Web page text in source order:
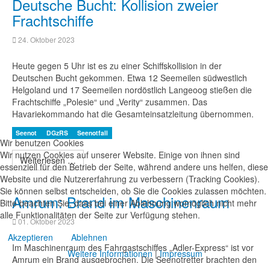
Deutsche Bucht: Kollision zweier
Frachtschiffe
24. Oktober 2023
Heute gegen 5 Uhr ist es zu einer Schiffskollision in der
Deutschen Bucht gekommen. Etwa 12 Seemeilen südwestlich
Helgoland und 17 Seemeilen nordöstlich Langeoog stießen die
Frachtschiffe „Polesie“ und „Verity“ zusammen. Das
Havariekommando hat die Gesamteinsatzleitung übernommen.
Seenot DGzRS Seenotfall
Weiterlesen …
Amrum: Brand im Maschinenraum
01. Oktober 2023
Im Maschinenraum des Fahrgastschiffes „Adler-Express“ ist vor
Amrum ein Brand ausgebrochen. Die Seenotretter brachten den
Wir benutzen Cookies
Wir nutzen Cookies auf unserer Website. Einige von ihnen sind
essenziell für den Betrieb der Seite, während andere uns helfen, diese
Website und die Nutzererfahrung zu verbessern (Tracking Cookies).
Sie können selbst entscheiden, ob Sie die Cookies zulassen möchten.
Bitte beachten Sie, dass bei einer Ablehnung womöglich nicht mehr
alle Funktionalitäten der Seite zur Verfügung stehen.
Akzeptieren
Ablehnen
Weitere Informationen|Impressum